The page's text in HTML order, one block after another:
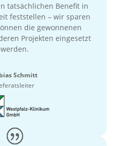
tatsächlichen Benefit in
feststellen – wir sparen
die gewonnenen
Projekten eingesetzt
werden.
Schmitt